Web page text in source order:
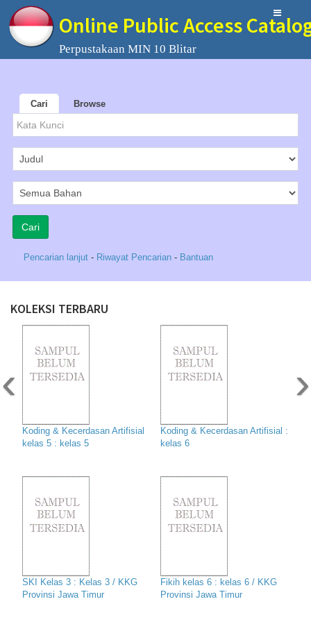
Online Public Access
Perpustakaan MIN 10 Blitar
Cari Browse
Pencarian lanjut - Riwayat Pencarian - Bantuan
KOLEKSI TERBARU
Koding & Kecerdasan Artifisial
kelas 5 : kelas 5
Koding & Kecerdasan Artifisial :
kelas 6
SKI Kelas 3 : Kelas 3 / KKG
Provinsi Jawa Timur
Fikih kelas 6 : kelas 6 / KKG
Provinsi Jawa Timur
‹ ›